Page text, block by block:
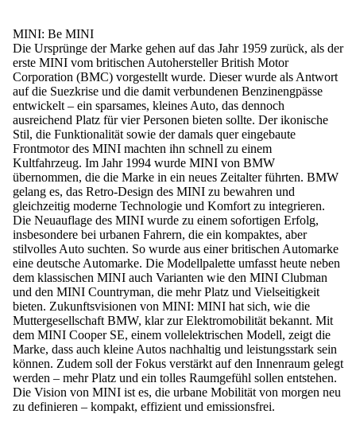
MINI: Be MINI
Die Ursprünge der Marke gehen auf das Jahr 1959 zurück, als der
erste MINI vom britischen Autohersteller British Motor
Corporation (BMC) vorgestellt wurde. Dieser wurde als Antwort
auf die Suezkrise und die damit verbundenen Benzinengpässe
entwickelt – ein sparsames, kleines Auto, das dennoch
ausreichend Platz für vier Personen bieten sollte. Der ikonische
Stil, die Funktionalität sowie der damals quer eingebaute
Frontmotor des MINI machten ihn schnell zu einem
Kultfahrzeug. Im Jahr 1994 wurde MINI von BMW
übernommen, die die Marke in ein neues Zeitalter führten. BMW
gelang es, das Retro-Design des MINI zu bewahren und
gleichzeitig moderne Technologie und Komfort zu integrieren.
Die Neuauflage des MINI wurde zu einem sofortigen Erfolg,
insbesondere bei urbanen Fahrern, die ein kompaktes, aber
stilvolles Auto suchten. So wurde aus einer britischen Automarke
eine deutsche Automarke. Die Modellpalette umfasst heute neben
dem klassischen MINI auch Varianten wie den MINI Clubman
und den MINI Countryman, die mehr Platz und Vielseitigkeit
bieten. Zukunftsvisionen von MINI: MINI hat sich, wie die
Muttergesellschaft BMW, klar zur Elektromobilität bekannt. Mit
dem MINI Cooper SE, einem vollelektrischen Modell, zeigt die
Marke, dass auch kleine Autos nachhaltig und leistungsstark sein
können. Zudem soll der Fokus verstärkt auf den Innenraum gelegt
werden – mehr Platz und ein tolles Raumgefühl sollen entstehen.
Die Vision von MINI ist es, die urbane Mobilität von morgen neu
zu definieren – kompakt, effizient und emissionsfrei.